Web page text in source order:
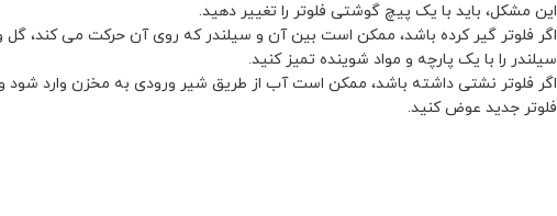
این مشکل، باید با یک پیچ گوشتی فلوتر را تغییر دهید.
اگر فلوتر گیر کرده باشد، ممکن است بین آن و سیلندر که روی آن حرکت می کند، گل
سیلندر را با یک پارچه و مواد شوینده تمیز کنید.
اگر فلوتر نشتی داشته باشد، ممکن است آب از طریق شیر ورودی به مخزن وارد شود و
فلوتر جدید عوض کنید.